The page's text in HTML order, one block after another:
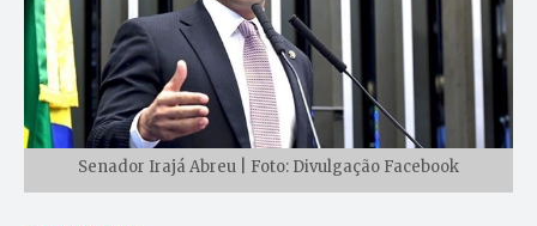
Senador Irajá Abreu | Foto: Divulgação Facebook